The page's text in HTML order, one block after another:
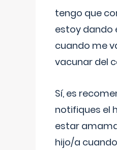
tengo que
estoy dando
cuando me
vacunar del
Sí, es
notifiques el
estar
hijo/a